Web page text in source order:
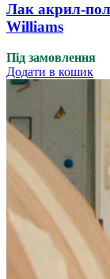
Лак акрил-
Williams
Під замовлення
Додати в кошик